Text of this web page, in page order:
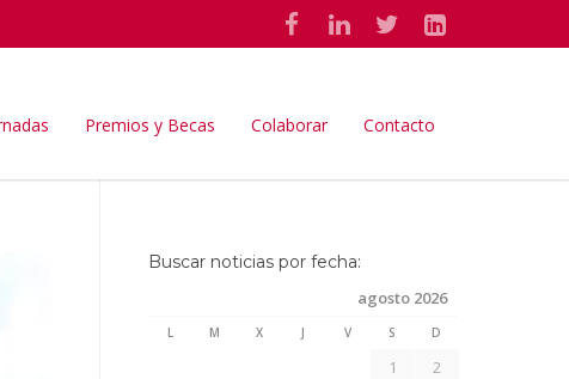
Premios y Becas Colaborar Contacto
Buscar noticias por fecha:
agosto 2026
L M X J V S D
1
2